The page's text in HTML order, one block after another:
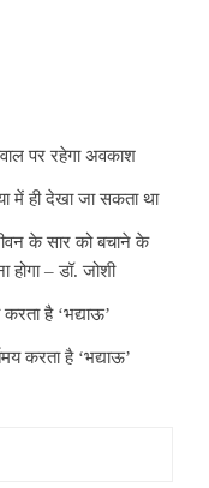
पर रहेगा अवकाश
में ही देखा जा सकता था
के सार को बचाने के
– डॉ. जोशी
करता है ‘भद्याऊ’
करता है ‘भद्याऊ’